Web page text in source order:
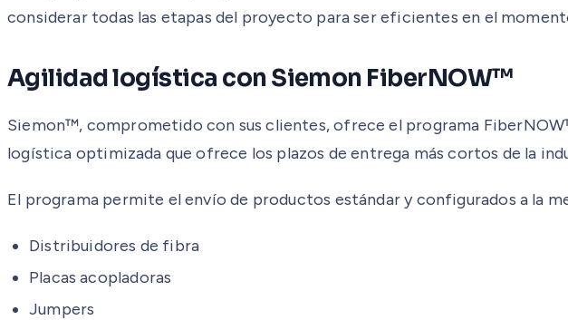
considerar todas las etapas del proyecto para ser eficientes en el
Agilidad logística con Siemon FiberNOW™
Siemon™, comprometido con sus clientes, ofrece el programa
logística optimizada que ofrece los plazos de entrega más cortos de la
El programa permite el envío de productos estándar y configurados a la
Distribuidores de fibra
Placas acopladoras
Jumpers